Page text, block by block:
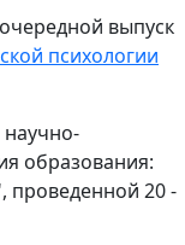
выпуск
психологии
образования:
проведенной 20 -